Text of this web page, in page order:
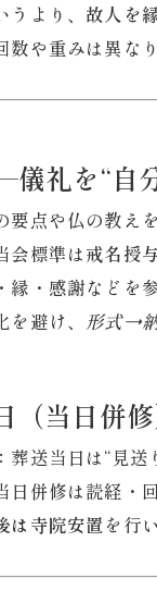
より、 故人を
や重みは異なり
礼を“自
要点や仏の教えを
会標準は戒名授
縁・感謝などを
を避け、 形式→
（当日併
葬送当日は“見送
日併修は読経・
は寺院安置 を行い